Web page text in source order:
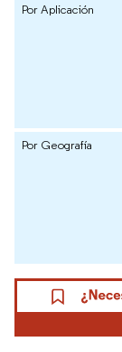
Por Aplicación
Por Geografía